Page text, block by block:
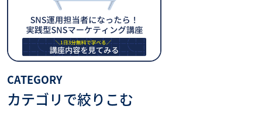
CATEGORY
カテゴリで絞りこむ